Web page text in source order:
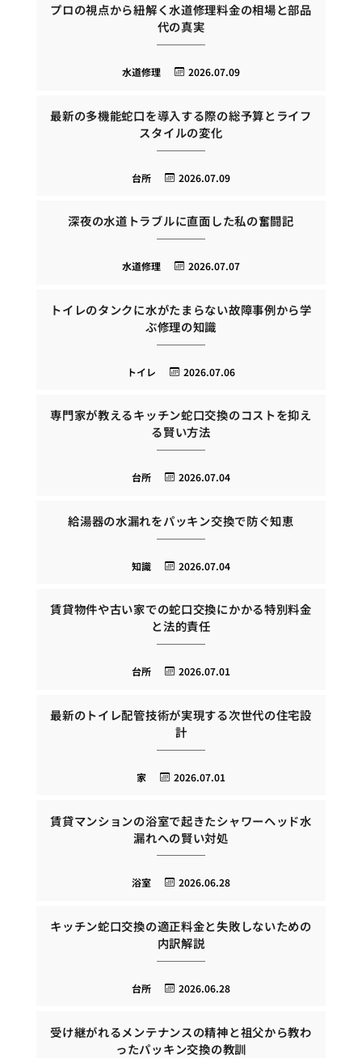
プロの視点から紐解く水道修理料金の相場と部品
代の真実
2026.07.09
水道修理
最新の多機能蛇口を導入する際の総予算とライフ
スタイルの変化
2026.07.09
台所
深夜の水道トラブルに直面した私の奮闘記
2026.07.07
水道修理
トイレのタンクに水がたまらない故障事例から学
ぶ修理の知識
2026.07.06
トイレ
専門家が教えるキッチン蛇口交換のコストを抑え
る賢い方法
2026.07.04
台所
給湯器の水漏れをパッキン交換で防ぐ知恵
2026.07.04
知識
賃貸物件や古い家での蛇口交換にかかる特別料金
と法的責任
2026.07.01
台所
最新のトイレ配管技術が実現する次世代の住宅設
計
2026.07.01
家
賃貸マンションの浴室で起きたシャワーヘッド水
漏れへの賢い対処
2026.06.28
浴室
キッチン蛇口交換の適正料金と失敗しないための
内訳解説
2026.06.28
台所
受け継がれるメンテナンスの精神と祖父から教わ
ったパッキン交換の教訓